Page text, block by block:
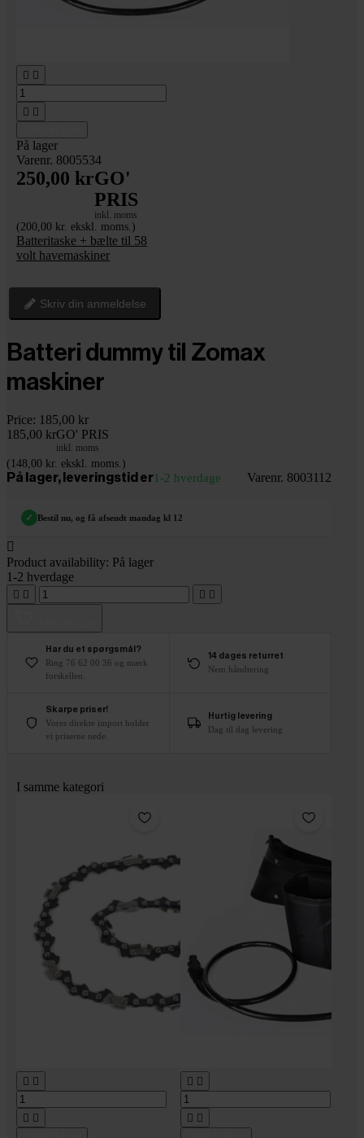
 
 
På lager
Varenr. 8005534
250,00 krGO'
PRIS
inkl. moms
(200,00 kr. ekskl. moms.)
Batteritaske + bælte til 58
volt havemaskiner
Skriv din anmeldelse
Batteri dummy til Zomax
maskiner
Price: 185,00 kr
185,00 krGO' PRIS
inkl. moms
(148,00 kr. ekskl. moms.)
På lager, leveringstid er1-2 hverdage Varenr. 8003112
✓ Bestil nu, og få afsendt mandag kl 12

Product availability: På lager
1-2 hverdage
   
Har du et spørgsmål?
Ring 76 62 00 36 og mærk
forskellen.
14 dages returret
Nem håndtering
Skarpe priser!
Vores direkte import holder
vi priserne nede.
Hurtig levering
Dag til dag levering
I samme kategori
 
 
 
 